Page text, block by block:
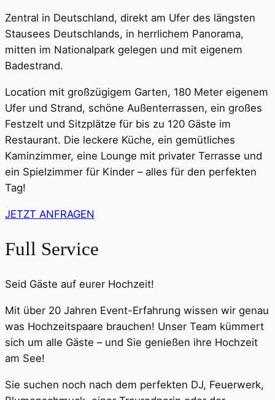
Zentral in Deutschland, direkt am Ufer des längsten
Stausees Deutschlands, in herrlichem Panorama,
mitten im Nationalpark gelegen und mit eigenem
Badestrand.
Location mit großzügigem Garten, 180 Meter eigenem
Ufer und Strand, schöne Außenterrassen, ein großes
Festzelt und Sitzplätze für bis zu 120 Gäste im
Restaurant. Die leckere Küche, ein gemütliches
Kaminzimmer, eine Lounge mit privater Terrasse und
ein Spielzimmer für Kinder – alles für den perfekten
Tag!
JETZT ANFRAGEN
Full Service
Seid Gäste auf eurer Hochzeit!
Mit über 20 Jahren Event-Erfahrung wissen wir genau
was Hochzeitspaare brauchen! Unser Team kümmert
sich um alle Gäste – und Sie genießen ihre Hochzeit
am See!
Sie suchen noch nach dem perfekten DJ, Feuerwerk,